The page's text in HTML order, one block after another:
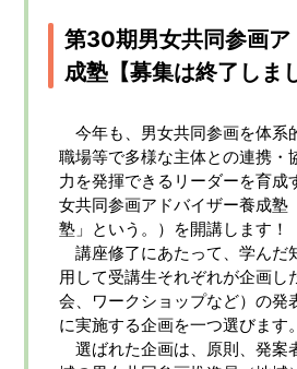
第30期男女共同参画ア
成塾【募集は終了しま
今年も、男女共同参画を体系
職場等で多様な主体との連携・
力を発揮できるリーダーを育成
女共同参画アドバイザー養成塾
塾」という。）を開講します！
講座修了にあたって、学んだ
用して受講生それぞれが企画し
会、ワークショップなど）の発
に実施する企画を一つ選びます。
選ばれた企画は、原則、発案